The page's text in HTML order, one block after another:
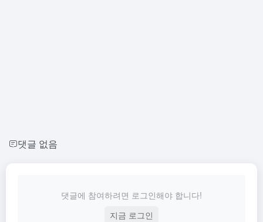
댓글 없음
댓글에 참여하려면 로그인해야 합니다!
지금 로그인